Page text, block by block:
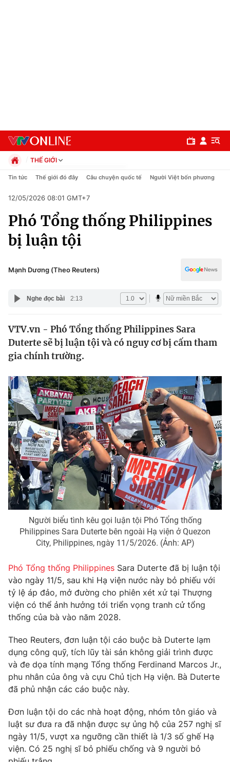
Chuyên mục
Chính trị
Pháp luật
Thế giới
Tin tức
Thế giới đó đây
Câu chuyện quốc tế
Kinh tế
Tài chính
Thị trường
Góc doanh nghiệp
Dữ liệu và đời sống
Truyền hình
Phim VTV
Hậu trường
Nhân vật
Khán giả
Giải sao mai
Giải trí
Điện ảnh
Sao
Đời sống
Du lịch
Làm đẹp
Chất lượng cuộc sống
Giáo dục
Học trực tuyến
Công nghệ
Hitech Công nghệ tương lai
Sản phẩm
Thị trường
Tư vấn
Giao lưu trực tuyến
Lịch phát sóng
Chuyên mục khác
Emagazine Podcast
Photo Infographic
Video Shorts video
THẾ GIỚI
Chính trị
Pháp luật
Kinh tế
Thể thao
Truyền hình
Y tế
Công nghệ
Tin tức Thế giới đó đây Câu chuyện quốc tế Người Việt bốn phương
12/05/2026 08:01 GMT+7
Phó Tổng thống Philippines
bị luận tội
Mạnh Dương (Theo Reuters)
Nghe đọc bài 2:13
VTV.vn - Phó Tổng thống Philippines Sara
Duterte sẽ bị luận tội và có nguy cơ bị cấm tham
gia chính trường.
Người biểu tình kêu gọi luận tội Phó Tổng thống
Philippines Sara Duterte bên ngoài Hạ viện ở Quezon
City, Philippines, ngày 11/5/2026. (Ảnh: AP)
Phó Tổng thống Philippines Sara Duterte đã bị luận tội
vào ngày 11/5, sau khi Hạ viện nước này bỏ phiếu với
tỷ lệ áp đảo, mở đường cho phiên xét xử tại Thượng
viện có thể ảnh hưởng tới triển vọng tranh cử tổng
thống của bà vào năm 2028.
Theo Reuters, đơn luận tội cáo buộc bà Duterte lạm
dụng công quỹ, tích lũy tài sản không giải trình được
và đe dọa tính mạng Tổng thống Ferdinand Marcos Jr.,
phu nhân của ông và cựu Chủ tịch Hạ viện. Bà Duterte
đã phủ nhận các cáo buộc này.
Đơn luận tội do các nhà hoạt động, nhóm tôn giáo và
luật sư đưa ra đã nhận được sự ủng hộ của 257 nghị sĩ
ngày 11/5, vượt xa ngưỡng cần thiết là 1/3 số ghế Hạ
viện. Có 25 nghị sĩ bỏ phiếu chống và 9 người bỏ